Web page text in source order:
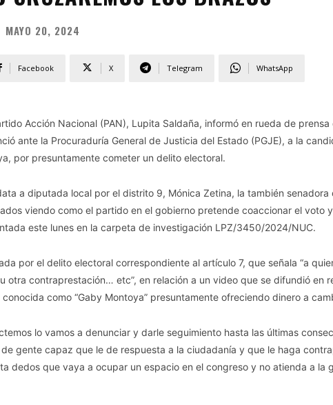
MAYO 20, 2024
Facebook X Telegram WhatsApp
Acción Nacional (PAN), Lupita Saldaña, informó en rueda de
ante la Procuraduría General de Justicia del Estado (PGJE), a la
por presuntamente cometer un delito electoral.
a diputada local por el distrito 9, Mónica Zetina, la también senadora
viendo como el partido en el gobierno pretende coaccionar el voto
este lunes en la carpeta de investigación LPZ/3450/2024/NUC.
por el delito electoral correspondiente al artículo 7, que señala “a
otra contraprestación… etc”, en relación a un video que se difundió en
como “Gaby Montoya” presuntamente ofreciendo dinero a
lo vamos a denunciar y darle seguimiento hasta las últimas
gente capaz que le de respuesta a la ciudadanía y que le haga
dedos que vaya a ocupar un espacio en el congreso y no atienda a la